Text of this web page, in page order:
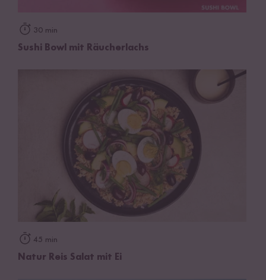
30 min
Sushi Bowl mit Räucherlachs
45 min
Natur Reis Salat mit Ei